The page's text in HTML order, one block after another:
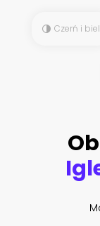
Czerń i biel